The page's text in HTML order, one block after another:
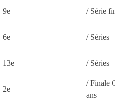
9e / Série
6e / Séries
13e / Séries
2e
/ Finale
ans